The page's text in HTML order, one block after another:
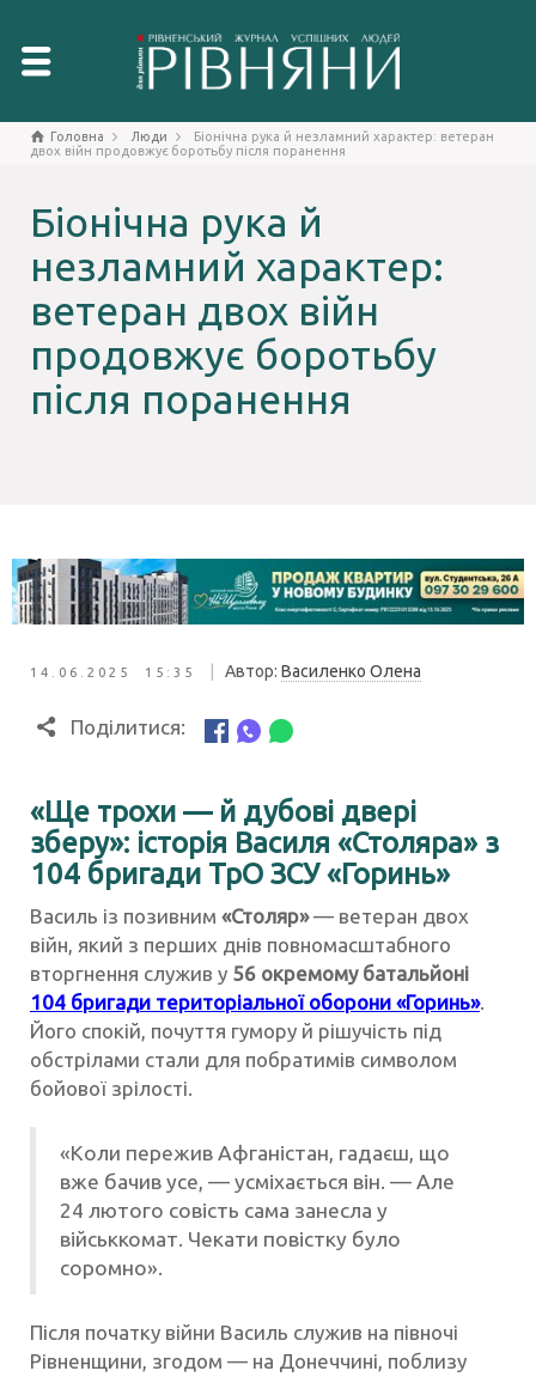
Головна Люди
Біонічна рука й незламний характер: ветеран
двох війн продовжує боротьбу після поранення
Біонічна рука й
незламний характер:
ветеран двох війн
продовжує боротьбу
після поранення
14.06.2025 15:35 Автор: Василенко Олена
Поділитися:
«Ще трохи — й дубові двері
зберу»: історія Василя «Столяра» з
104 бригади ТрО ЗСУ «Горинь»
Василь із позивним «Столяр»— ветеран двох
війн, який з перших днів повномасштабного
вторгнення служив у 56 окремому батальйоні
104 бригади територіальної оборони «Горинь».
Його спокій, почуття гумору й рішучість під
обстрілами стали для побратимів символом
бойової зрілості.
«Коли пережив Афганістан, гадаєш, що
вже бачив усе, — усміхається він. — Але
24 лютого совість сама занесла у
військкомат. Чекати повістку було
соромно».
Після початку війни Василь служив на півночі
Рівненщини, згодом — на Донеччині, поблизу